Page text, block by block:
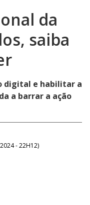
da
saiba
digital e habilitar a
a barrar a ação
- 22H12)